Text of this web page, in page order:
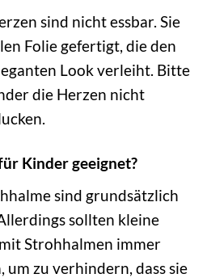
sind nicht essbar. Sie
Folie gefertigt, die den
Look verleiht. Bitte
die Herzen nicht
Kinder geeignet?
sind grundsätzlich
sollten kleine
Strohhalmen immer
zu verhindern, dass sie